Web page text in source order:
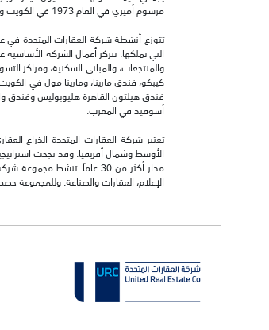
مرسوم أميري في العام 1973 في الكويت وأدرجت في سوق الكويت للأوراق المالية في العام 1984.
تتوزع أنشطة شركة العقارات المتحدة في
التي تملكها. تتركز أعمال الشركة الأساسية
والمنتجعات، والمباني السكنية، ومراكز
فندق هيلتون القاهرة هليوبوليس وفندق
أسوفيد في المغرب.
تعتبر شركة العقارات المتحدة الذراع
الأوسط وشمال أفريقيا. وقد نجحت
مدار أكثر من 30 عاماً.
الإعلام، العقارات والصناعة. وللمجموعة